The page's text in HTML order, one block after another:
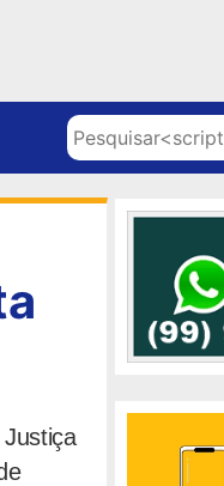
Pesquisar